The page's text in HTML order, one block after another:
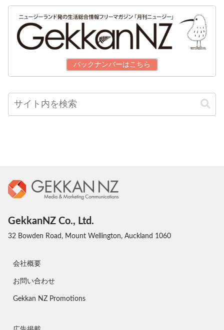
バックナンバーはこちら
GekkanNZ Co., Ltd.
32 Bowden Road, Mount Wellington, Auckland 1060
会社概要
お問い合わせ
Gekkan NZ Promotions